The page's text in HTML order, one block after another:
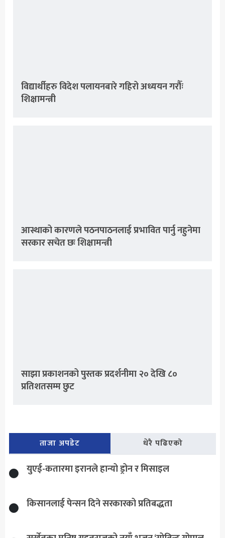
विद्यार्थीहरु विदेश पलायनबारे गहिरो अध्ययन गरौँः
शिक्षामन्त्री
आस्थाको कारणले पठनपाठनलाई प्रभावित पार्नु नहुनेमा
सरकार सचेत छः शिक्षामन्त्री
साझा प्रकाशनको पुस्तक प्रदर्शनीमा २० देखि ८०
प्रतिशतसम्म छुट
ताजा अपडेट धेरै पढिएको
युएई-कतारमा इरानले हान्यो ड्रोन र मिसाइल
किसानलाई पेन्सन दिने सरकारको प्रतिबद्धता